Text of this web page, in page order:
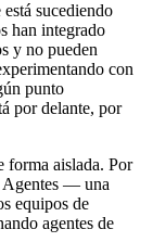
sucediendo
han integrado
y no pueden
con
punto
por delante, por
forma aislada. Por
Agentes — una
equipos de
agentes de